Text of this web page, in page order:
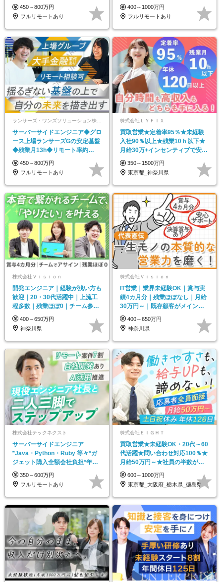
相談可
450～800万円
フルリモートあり
職給与保証
400～1000万円
フルリモートあり
ランサーズ・ワンズソリューション株式会社
サーバーサイドエンジニア◆グロ
ース上場ランサーズGの安定基盤
◆残業月13h◆リモート率約
70％◆月給32万～
450～800万円
フルリモートあり
株式会社ＬＹＦＩＸ
買取営業★定着率95％★未経験
入社90％以上★残業10ｈ以下★
月給30万+インセンティブで安
定！
350～1500万円
東京都_神奈川県
株式会社Ｖｉｓｉｏｎ
開発エンジニア｜経験が浅い方も
歓迎｜20・30代活躍中｜上流工
程多数｜残業ほぼ0｜チーム参画
｜賞与実績4カ月分
400～650万円
神奈川県
株式会社Ｖｉｓｉｏｎ
IT営業｜業界未経験OK｜賞与実
績4カ月分｜残業ほぼなし｜月給
30万円～｜既存顧客がメイン｜
自由度の高い働き方
400～650万円
神奈川県
株式会社テックネクスト
サーバーサイドエンジニア
*Java・Python・Ruby 等々*ガ
ジェット購入全額会社負担*年休
125日以上
350～600万円
フルリモートあり
株式会社ＥＩＧＨＴ
買取営業★未経験OK・20代～60
代活躍★問い合わせ対応100％★
月給50万円～★社員の半数が月
収100万円～
600～1000万円
東京都_大阪府_栃木県_徳島県_福岡県